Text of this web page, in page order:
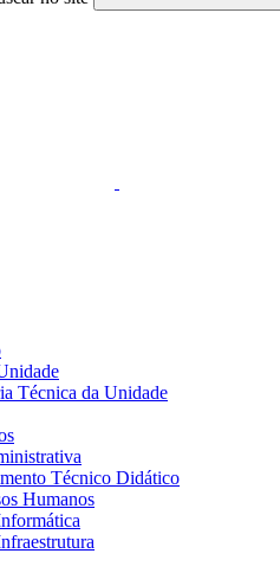
Técnica da Unidade
Técnico Didático
Humanos